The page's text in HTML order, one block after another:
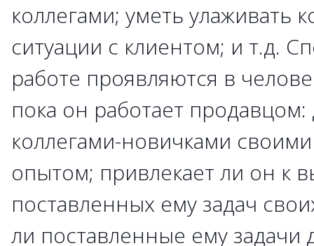
коллегами; уметь улаживать
ситуации с клиентом; и т.д.
работе проявляются в
пока он работает
коллегами-новичками
опытом; привлекает ли он к
поставленных ему задач
ли поставленные ему задачи